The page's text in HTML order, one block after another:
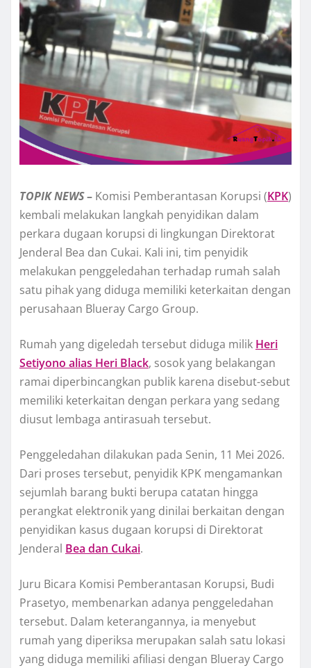
TOPIKNEWS– Komisi Pemberantasan Korupsi (KPK)
kembali melakukan langkah penyidikan dalam
perkara dugaan korupsi di lingkungan Direktorat
Jenderal Bea dan Cukai. Kali ini, tim penyidik
melakukan penggeledahan terhadap rumah salah
satu pihak yang diduga memiliki keterkaitan dengan
perusahaan Blueray Cargo Group.
Rumah yang digeledah tersebut diduga milik Heri
Setiyono alias Heri Black, sosok yang belakangan
ramai diperbincangkan publik karena disebut-sebut
memiliki keterkaitan dengan perkara yang sedang
diusut lembaga antirasuah tersebut.
Penggeledahan dilakukan pada Senin, 11 Mei 2026.
Dari proses tersebut, penyidik KPK mengamankan
sejumlah barang bukti berupa catatan hingga
perangkat elektronik yang dinilai berkaitan dengan
penyidikan kasus dugaan korupsi di Direktorat
Jenderal Bea dan Cukai.
Juru Bicara Komisi Pemberantasan Korupsi, Budi
Prasetyo, membenarkan adanya penggeledahan
tersebut. Dalam keterangannya, ia menyebut
rumah yang diperiksa merupakan salah satu lokasi
yang diduga memiliki afiliasi dengan Blueray Cargo